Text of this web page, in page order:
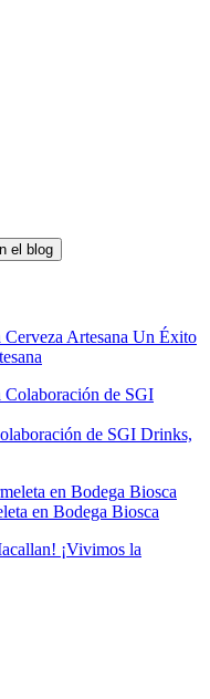
el blog
Un Éxito
de SGI Drinks,
en Bodega Biosca
¡Vivimos la